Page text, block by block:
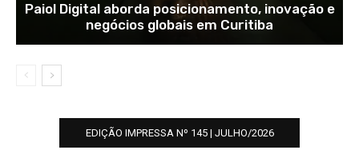
Paiol Digital aborda posicionamento, inovação e
negócios globais em Curitiba
EDIÇÃO IMPRESSA Nº 145 | JULHO/2026